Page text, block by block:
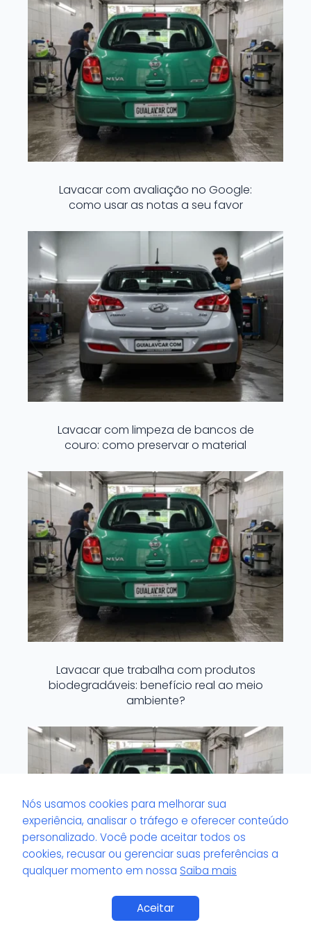
Lavacar com avaliação no Google:
como usar as notas a seu favor
Lavacar com limpeza de bancos de
couro: como preservar o material
Lavacar que trabalha com produtos
biodegradáveis: benefício real ao meio
ambiente?
Lavacar com serviço de espelhamento: o
Nós usamos cookies para melhorar sua
experiência, analisar o tráfego e oferecer conteúdo
personalizado. Você pode aceitar todos os
cookies, recusar ou gerenciar suas preferências a
qualquer momento em nossa Saiba mais
Aceitar